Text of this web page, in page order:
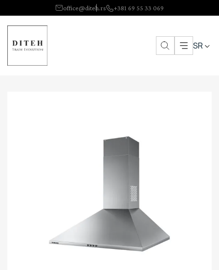
office@diteh.rs +381 69 55 33 069
SR